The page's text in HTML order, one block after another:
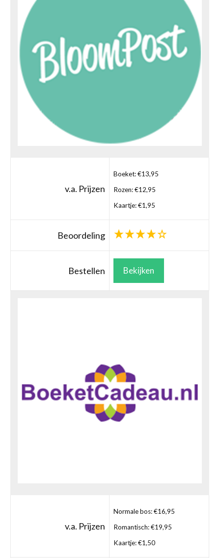
v.a. Prijzen
Boeket: €13,95
Rozen: €12,95
Kaartje: €1,95
Beoordeling
Bestellen Bekijken
v.a. Prijzen
Normale bos: €16,95
Romantisch: €19,95
Kaartje: €1,50